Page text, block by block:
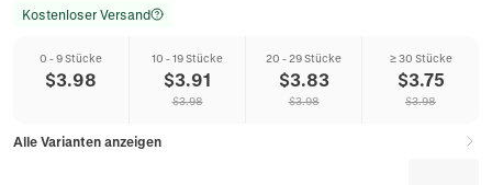
Kostenloser Versand
0 - 9 Stücke
$3.98
10 - 19 Stücke
$3.91
$3.98
20 - 29 Stücke
$3.83
$3.98
≥ 30 Stücke
$3.75
$3.98
Alle Varianten anzeigen